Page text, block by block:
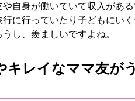
自身が働いていて収入があ
に行っていたり子どもにい
し、羨ましいですよね。
キレイなママ友が